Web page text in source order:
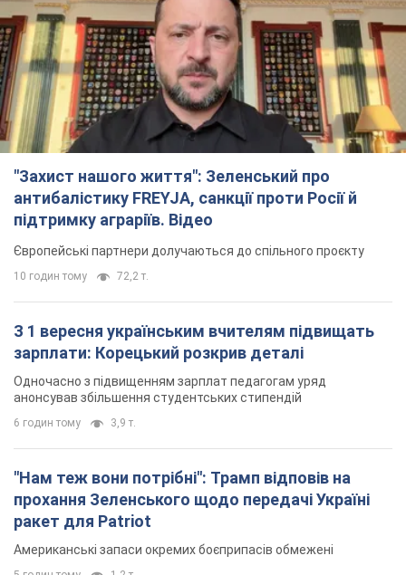
"Захист нашого життя": Зеленський про
антибалістику FREYJA, санкції проти Росії й
підтримку аграріїв. Відео
Європейські партнери долучаються до спільного проєкту
10 годин тому 72,2 т.
З 1 вересня українським вчителям підвищать
зарплати: Корецький розкрив деталі
Одночасно з підвищенням зарплат педагогам уряд
анонсував збільшення студентських стипендій
6 годин тому 3,9 т.
"Нам теж вони потрібні": Трамп відповів на
прохання Зеленського щодо передачі Україні
ракет для Patriot
Американські запаси окремих боєприпасів обмежені